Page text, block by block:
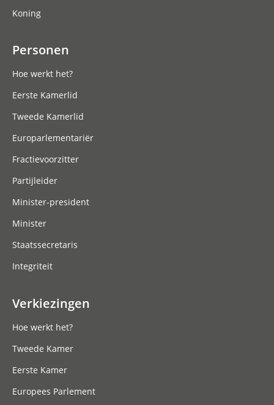
Koning
Personen
Hoe werkt het?
Eerste Kamerlid
Tweede Kamerlid
Europarlementariër
Fractievoorzitter
Partijleider
Minister-president
Minister
Staatssecretaris
Integriteit
Verkiezingen
Hoe werkt het?
Tweede Kamer
Eerste Kamer
Europees Parlement